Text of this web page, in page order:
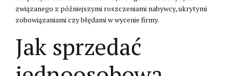
związanego z późniejszymi roszczeniami nabywcy, ukrytymi
zobowiązaniami czy błędami w wycenie firmy.
Jak sprzedać